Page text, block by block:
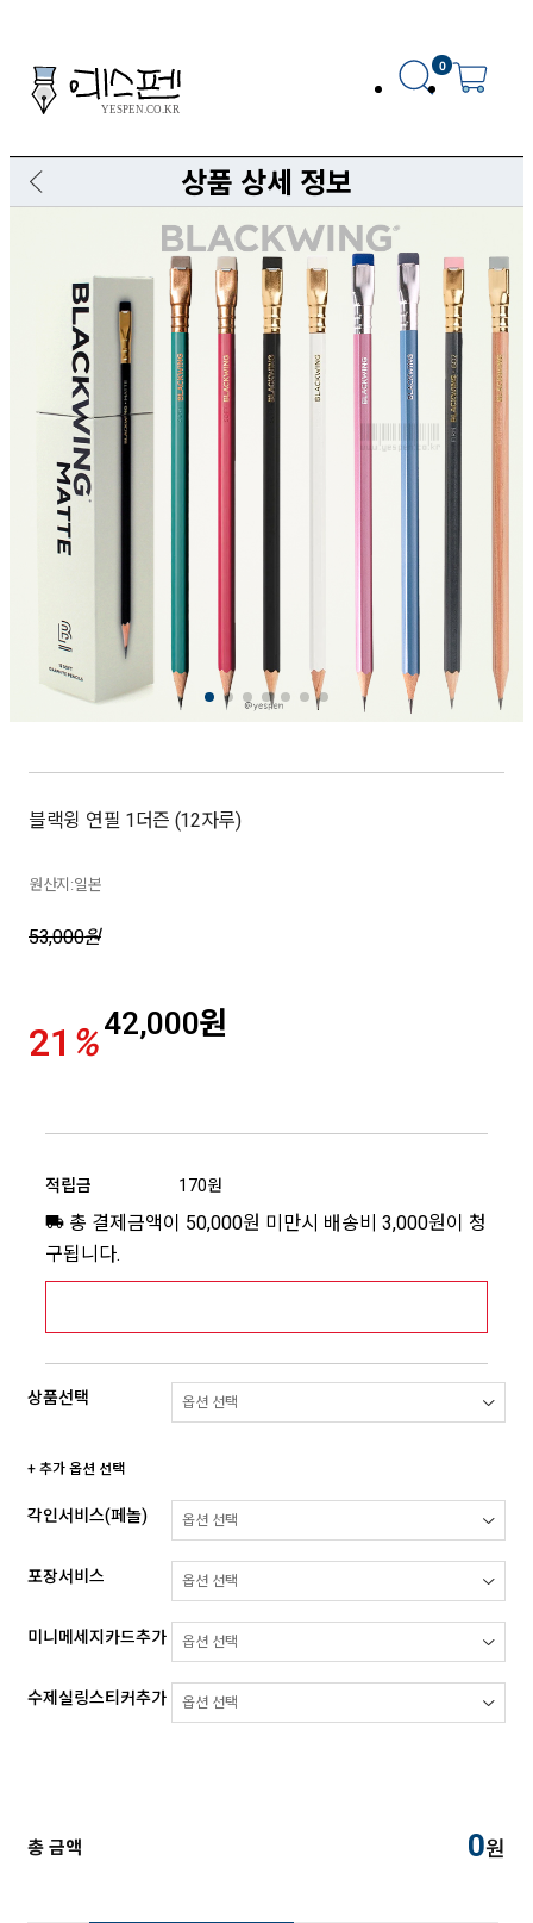
0
상품 상세 정보
블랙윙 연필 1더즌 (12자루)
원산지:일본
53,000원
21 %42,000원
적립금 170원
총 결제금액이 50,000원 미만시 배송비 3,000원이 청
구됩니다.
상품선택
+ 추가 옵션 선택
각인서비스(페놀)
포장서비스
미니메세지카드추가
수제실링스티커추가
총 금액 0원